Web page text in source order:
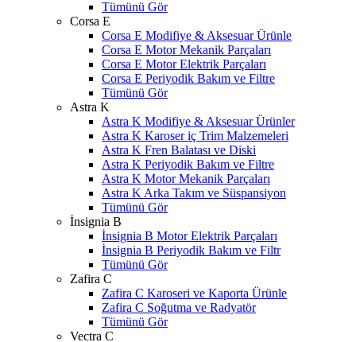
Tümünü Gör
Corsa E
Corsa E Modifiye & Aksesuar Ürünle
Corsa E Motor Mekanik Parçaları
Corsa E Motor Elektrik Parçaları
Corsa E Periyodik Bakım ve Filtre
Tümünü Gör
Astra K
Astra K Modifiye & Aksesuar Ürünler
Astra K Karoser iç Trim Malzemeleri
Astra K Fren Balatası ve Diski
Astra K Periyodik Bakım ve Filtre
Astra K Motor Mekanik Parçaları
Astra K Arka Takım ve Süspansiyon
Tümünü Gör
İnsignia B
İnsignia B Motor Elektrik Parçaları
İnsignia B Periyodik Bakım ve Filtr
Tümünü Gör
Zafira C
Zafira C Karoseri ve Kaporta Ürünle
Zafira C Soğutma ve Radyatör
Tümünü Gör
Vectra C